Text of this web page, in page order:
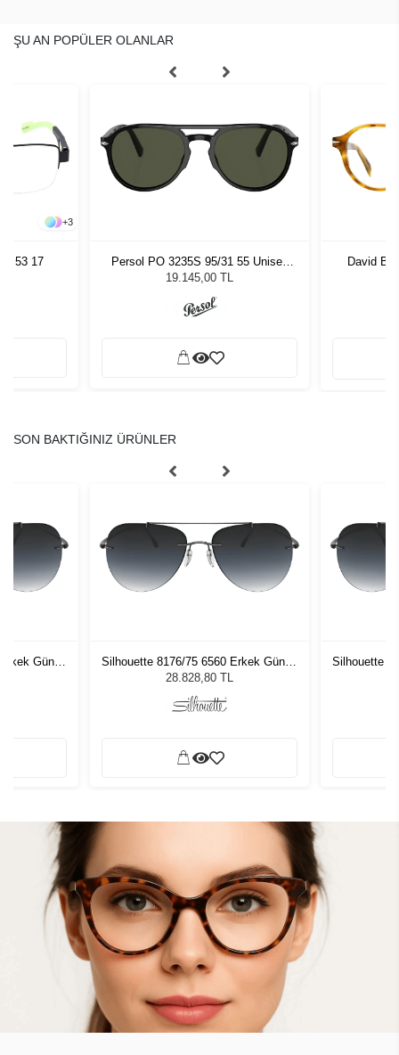
ŞU AN POPÜLER OLANLAR
+3
53 17
Persol PO 3235S 95/31 55 Unisex
Güneş Gözlüğü
19.145,00 TL
David
SON BAKTIĞINIZ ÜRÜNLER
Güneş
Silhouette 8176/75 6560 Erkek Güneş
Gözlüğü
28.828,80 TL
Silhouette